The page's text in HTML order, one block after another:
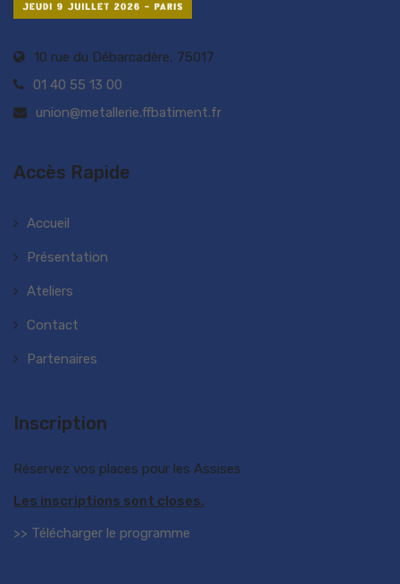
10 rue du Débarcadère, 75017
01 40 55 13 00
union@metallerie.ffbatiment.fr
Accès Rapide
Accueil
Présentation
Ateliers
Contact
Partenaires
Inscription
Réservez vos places pour les Assises
Les inscriptions sont closes.
>> Télécharger le programme